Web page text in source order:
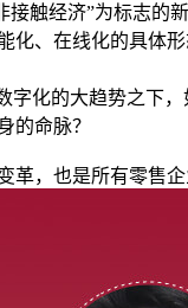
接触经济”为标志
化、在线化的具体
化的大趋势之下，
的命脉？
，也是所有零售企